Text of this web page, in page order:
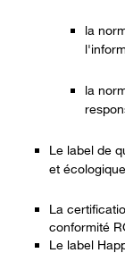
la
la
Le label de
et
La
conformité
Le label